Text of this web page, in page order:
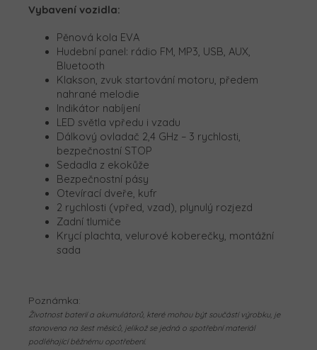
Vybavení vozidla:
Pěnová kola EVA
Hudební panel: rádio FM, MP3, USB, AUX,
Bluetooth
Klakson, zvuk startování motoru, předem
nahrané melodie
Indikátor nabíjení
LED světla vpředu i vzadu
Dálkový ovladač 2,4 GHz – 3 rychlosti,
bezpečnostní STOP
Sedadla z ekokůže
Bezpečnostní pásy
Otevírací dveře, kufr
2 rychlosti (vpřed, vzad), plynulý rozjezd
Zadní tlumiče
Krycí plachta, velurové koberečky, montážní
sada
Poznámka:
Životnost baterií a akumulátorů, které mohou být součástí výrobku, je
stanovena na šest měsíců, jelikož se jedná o spotřební materiál
podléhající běžnému opotřebení.